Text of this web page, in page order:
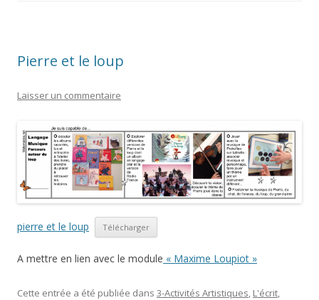
Pierre et le loup
Laisser un commentaire
pierre et le loup Télécharger
A mettre en lien avec le module « Maxime Loupiot »
Cette entrée a été publiée dans 3-Activités Artistiques, L'écrit,